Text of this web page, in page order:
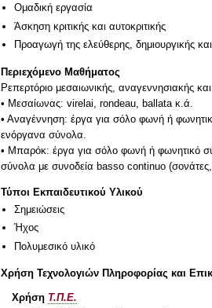
Ομαδική εργασία
Άσκηση κριτικής και αυτοκριτικής
Προαγωγή της ελεύθερης, δημιουργικής
Περιεχόμενο Μαθήματος
Ρεπερτόριο μεσαιωνικής, αναγεννησιακής
• Μεσαίωνας: virelai, rondeau, ballata κ.ά.
• Αναγέννηση: έργα για σόλο φωνή ή
ενόργανα σύνολα.
• Μπαρόκ: έργα για σόλο φωνή ή φωνητικό
σύνολα με συνοδεία basso continuo (σονάτες,
Τύποι Εκπαιδευτικού Υλικού
Σημειώσεις
Ήχος
Πολυμεσικό υλικό
Χρήση Τεχνολογιών Πληροφορίας και
Χρήση Τ.Π.Ε.